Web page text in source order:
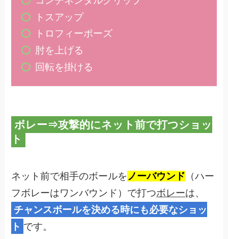
トスアップ
トロフィーポーズ
肘を上げる
回転を掛ける
ボレー⇒攻撃的にネット前で打つショッ
ト
ネット前で相手のボールを ノーバウンド （ハー
フボレーはワンバウンド）で打つボレーは、
チャンスボールを決める時にも必要なショッ
ト です。